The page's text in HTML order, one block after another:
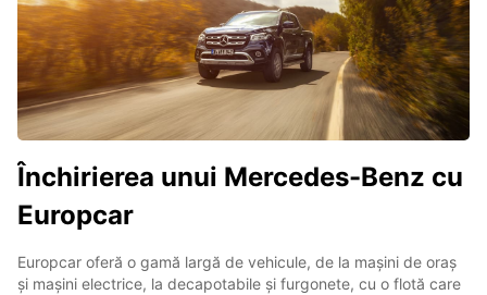
Închirierea unui Mercedes-Benz cu
Europcar
Europcar oferă o gamă largă de vehicule, de la mașini de oraș
și mașini electrice, la decapotabile și furgonete, cu o flotă care